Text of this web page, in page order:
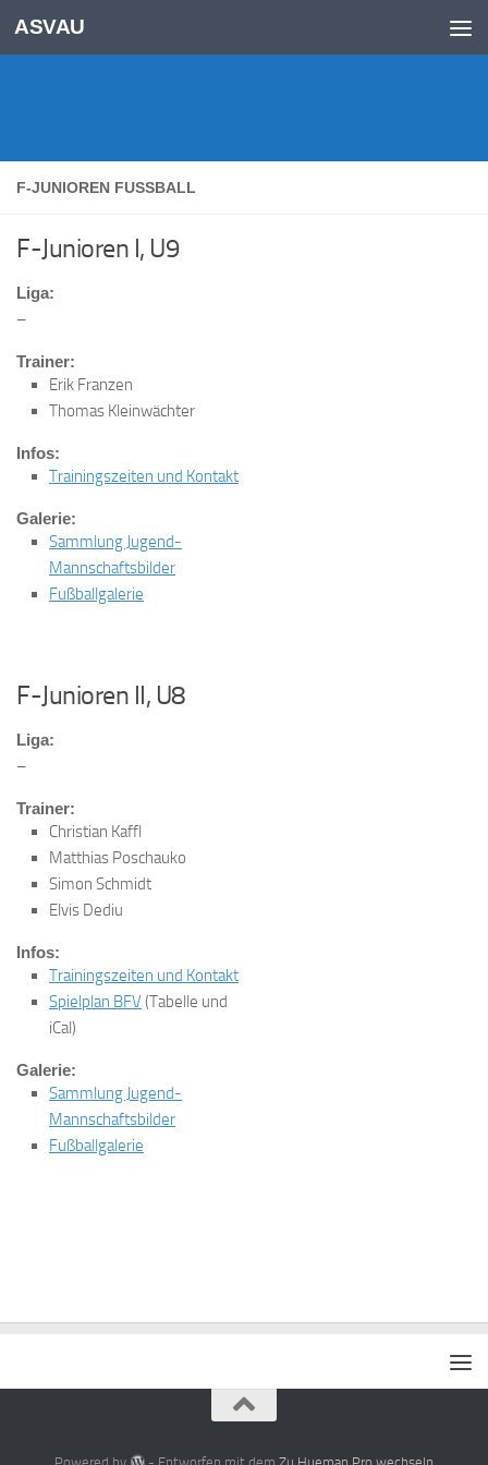
springen
Unter dem Inhalt
ASVAU
F-JUNIOREN FUSSBALL
F-Junioren I, U9
Liga:
–
Trainer:
Erik Franzen
Thomas Kleinwächter
Infos:
Trainingszeiten und Kontakt
Galerie:
Sammlung Jugend-
Mannschaftsbilder
Fußballgalerie
F-Junioren II, U8
Liga:
–
Trainer:
Christian Kaffl
Matthias Poschauko
Simon Schmidt
Elvis Dediu
Infos:
Trainingszeiten und Kontakt
Spielplan BFV(Tabelle und
iCal)
Galerie:
Sammlung Jugend-
Mannschaftsbilder
Fußballgalerie